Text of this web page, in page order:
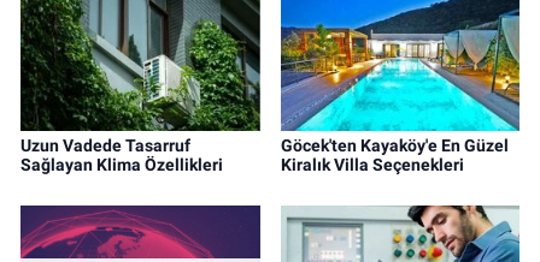
Uzun Vadede Tasarruf
Sağlayan Klima Özellikleri
Göcek'ten Kayaköy'e En Güzel
Kiralık Villa Seçenekleri